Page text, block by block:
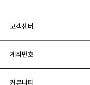
고객센터
계좌번호
커뮤니티